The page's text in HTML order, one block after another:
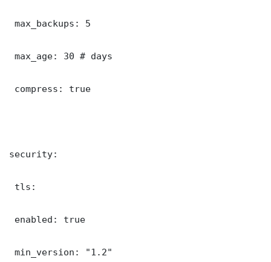
max_backups: 5
max_age: 30 # days
compress: true
security:
tls:
enabled: true
min_version: "1.2"